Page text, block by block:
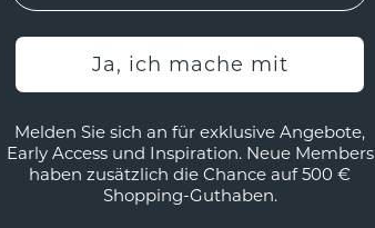
Ja, ich mache mit
Melden Sie sich an für exklusive Angebote,
Early Access und Inspiration. Neue Members
haben zusätzlich die Chance auf 500 €
Shopping-Guthaben.